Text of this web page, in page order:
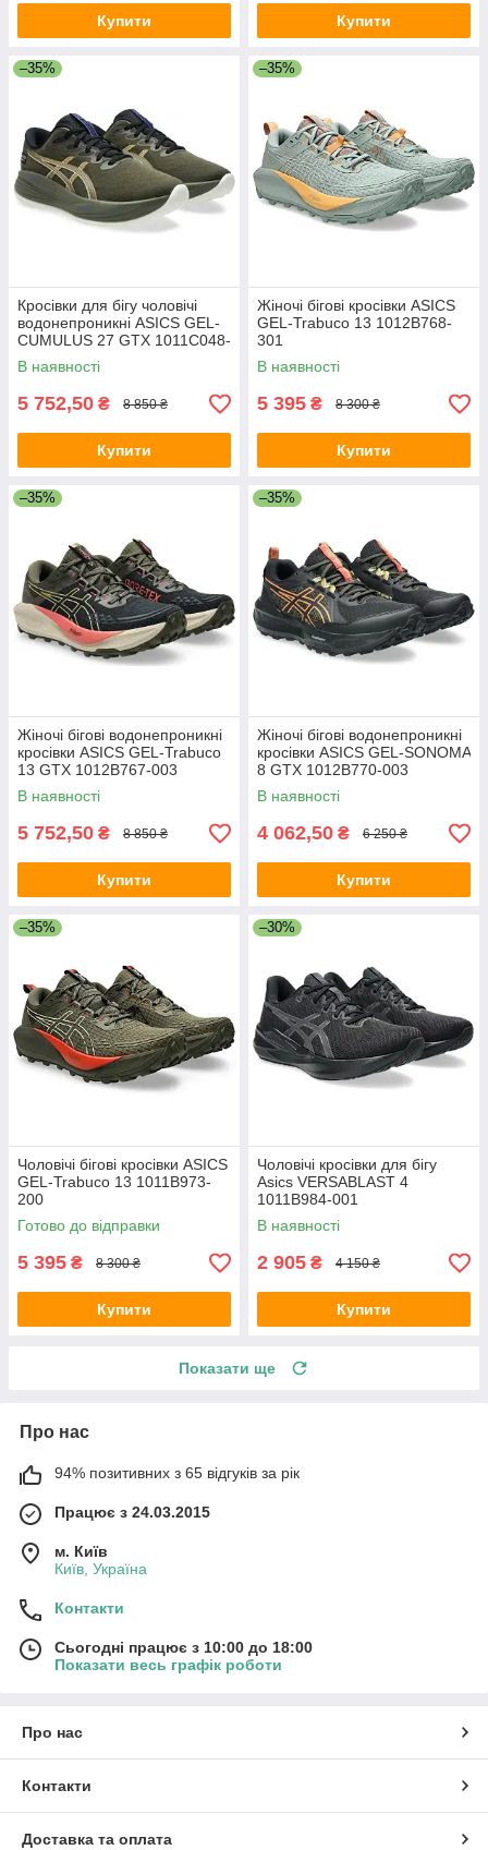
Купити Купити
–35%
Кросівки для бігу чоловічі
водонепроникні ASICS GEL-
CUMULUS 27 GTX 1011C048-
200
В наявності
5 752,50 ₴ 8 850 ₴
Купити
–35%
Жіночі бігові кросівки ASICS
GEL-Trabuco 13 1012B768-
301
В наявності
5 395 ₴ 8 300 ₴
Купити
–35%
Жіночі бігові водонепроникні
кросівки ASICS GEL-Trabuco
13 GTX 1012B767-003
В наявності
5 752,50 ₴ 8 850 ₴
Купити
–35%
Жіночі бігові водонепроникні
кросівки ASICS GEL-SONOMA
8 GTX 1012B770-003
В наявності
4 062,50 ₴ 6 250 ₴
Купити
–35%
Чоловічі бігові кросівки ASICS
GEL-Trabuco 13 1011B973-
200
Готово до відправки
5 395 ₴ 8 300 ₴
Купити
–30%
Чоловічі кросівки для бігу
Asics VERSABLAST 4
1011B984-001
В наявності
2 905 ₴ 4 150 ₴
Купити
Показати ще
Про нас
94% позитивних з 65 відгуків за рік
Працює з 24.03.2015
м. Київ
Київ, Україна
Контакти
Сьогодні працює з 10:00 до 18:00
Показати весь графік роботи
Про нас
Контакти
Доставка та оплата